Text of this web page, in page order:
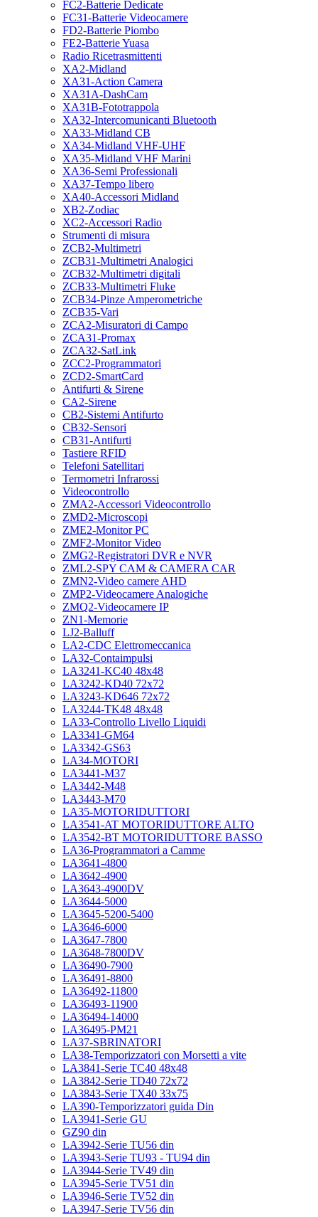
FC2-Batterie Dedicate
FC31-Batterie Videocamere
FD2-Batterie Piombo
FE2-Batterie Yuasa
Radio Ricetrasmittenti
XA2-Midland
XA31-Action Camera
XA31A-DashCam
XA31B-Fototrappola
XA32-Intercomunicanti Bluetooth
XA33-Midland CB
XA34-Midland VHF-UHF
XA35-Midland VHF Marini
XA36-Semi Professionali
XA37-Tempo libero
XA40-Accessori Midland
XB2-Zodiac
XC2-Accessori Radio
Strumenti di misura
ZCB2-Multimetri
ZCB31-Multimetri Analogici
ZCB32-Multimetri digitali
ZCB33-Multimetri Fluke
ZCB34-Pinze Amperometriche
ZCB35-Vari
ZCA2-Misuratori di Campo
ZCA31-Promax
ZCA32-SatLink
ZCC2-Programmatori
ZCD2-SmartCard
Antifurti & Sirene
CA2-Sirene
CB2-Sistemi Antifurto
CB32-Sensori
CB31-Antifurti
Tastiere RFID
Telefoni Satellitari
Termometri Infrarossi
Videocontrollo
ZMA2-Accessori Videocontrollo
ZMD2-Microscopi
ZME2-Monitor PC
ZMF2-Monitor Video
ZMG2-Registratori DVR e NVR
ZML2-SPY CAM & CAMERA CAR
ZMN2-Video camere AHD
ZMP2-Videocamere Analogiche
ZMQ2-Videocamere IP
ZN1-Memorie
LJ2-Balluff
LA2-CDC Elettromeccanica
LA32-Contaimpulsi
LA3241-KC40 48x48
LA3242-KD40 72x72
LA3243-KD646 72x72
LA3244-TK48 48x48
LA33-Controllo Livello Liquidi
LA3341-GM64
LA3342-GS63
LA34-MOTORI
LA3441-M37
LA3442-M48
LA3443-M70
LA35-MOTORIDUTTORI
LA3541-AT MOTORIDUTTORE ALTO
LA3542-BT MOTORIDUTTORE BASSO
LA36-Programmatori a Camme
LA3641-4800
LA3642-4900
LA3643-4900DV
LA3644-5000
LA3645-5200-5400
LA3646-6000
LA3647-7800
LA3648-7800DV
LA36490-7900
LA36491-8800
LA36492-11800
LA36493-11900
LA36494-14000
LA36495-PM21
LA37-SBRINATORI
LA38-Temporizzatori con Morsetti a vite
LA3841-Serie TC40 48x48
LA3842-Serie TD40 72x72
LA3843-Serie TX40 33x75
LA390-Temporizzatori guida Din
LA3941-Serie GU
GZ90 din
LA3942-Serie TU56 din
LA3943-Serie TU93 - TU94 din
LA3944-Serie TV49 din
LA3945-Serie TV51 din
LA3946-Serie TV52 din
LA3947-Serie TV56 din